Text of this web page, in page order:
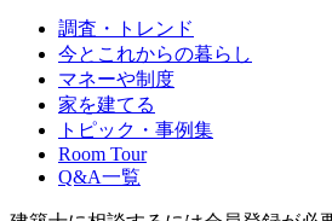
調査・トレンド
今とこれからの暮らし
マネーや制度
家を建てる
トピック・事例集
Room Tour
Q&A一覧